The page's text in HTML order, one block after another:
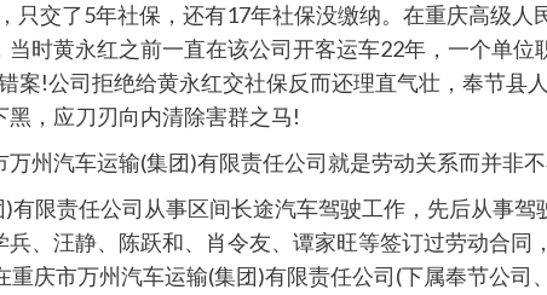
交了5年社保，还有17年社保没缴纳。在重庆高级人
时黄永红之前一直在该公司开客运车22年，一个单位
!公司拒绝给黄永红交社保反而还理直气壮，奉节县人
，应刀刃向内清除害群之马!
州汽车运输(集团)有限责任公司就是劳动关系而并非不
限责任公司从事区间长途汽车驾驶工作，先后从事驾
、汪静、陈跃和、肖令友、谭家旺等签订过劳动合同
庆市万州汽车运输(集团)有限责任公司(下属奉节公司